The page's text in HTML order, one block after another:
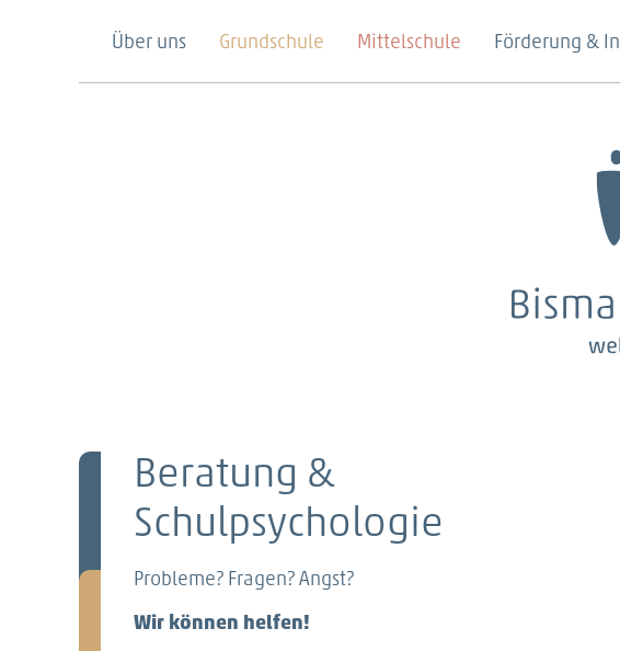
Über uns Grundschule Mittelschule Förderung &
Beratung &
Schulpsychologie
Probleme? Fragen? Angst?
Wir können helfen!